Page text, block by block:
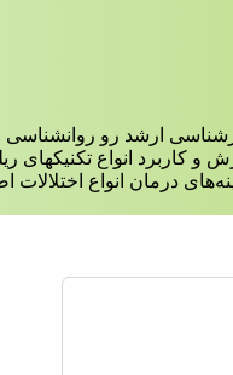
ارشد رو
درمان انواع